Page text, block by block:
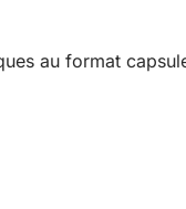
au format